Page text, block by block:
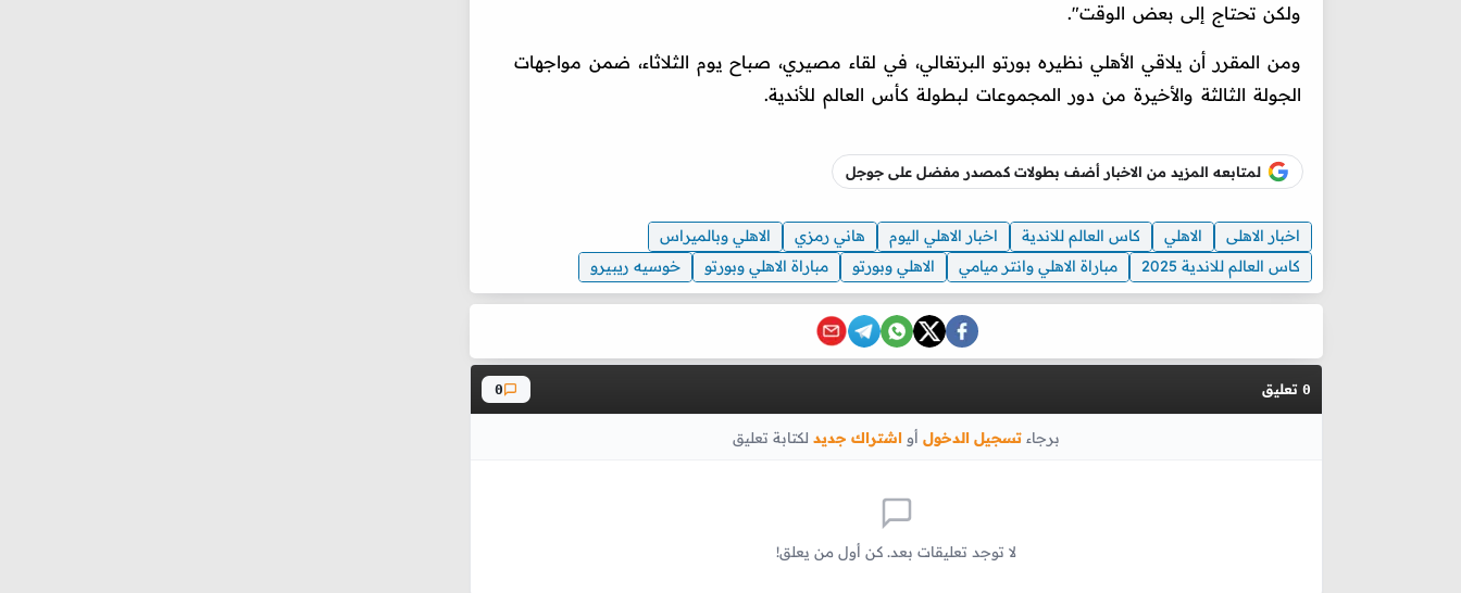
ولكن تحتاج إلى بعض الوقت".
ومن المقرر أن يلاقي الأهلي نظيره بورتو البرتغالي، في لقاء مصيري، صباح يوم الثلاثاء، ضمن مواجهات
الجولة الثالثة والأخيرة من دور المجموعات لبطولة كأس العالم للأندية.
لمتابعه المزيد من الاخبار أضف بطولات كمصدر مفضل على جوجل
اخبار الاهلى الاهلي كاس العالم للاندية اخبار الاهلي اليوم هاني رمزي
الاهلي وبالميراس
كاس العالم للاندية 2025
مباراة الاهلي وانتر ميامي الاهلي وبورتو مباراة الاهلي وبورتو خوسيه ريبيرو
0 تعليق 0
برجاء تسجيل الدخول أو اشتراك جديد لكتابة تعليق
لا توجد تعليقات بعد. كن أول من يعلق!